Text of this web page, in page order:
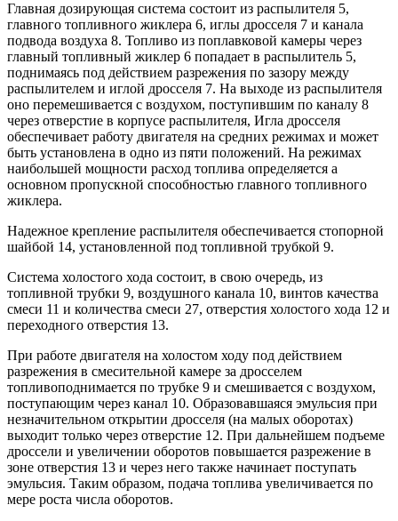
Главная дозирующая система состоит из распылителя 5,
главного топливного жиклера 6, иглы дросселя 7 и канала
подвода воздуха 8. Топливо из поплавковой камеры через
главный топливный жиклер 6 попадает в распылитель 5,
поднимаясь под действием разрежения по зазору между
распылителем и иглой дросселя 7. На выходе из распылителя
оно перемешивается с воздухом, поступившим по каналу 8
через отверстие в корпусе распылителя, Игла дросселя
обеспечивает работу двигателя на средних режимах и может
быть установлена в одно из пяти положений. На режимах
наибольшей мощности расход топлива определяется а
основном пропускной способностью главного топливного
жиклера.
Надежное крепление распылителя обеспечивается стопорной
шайбой 14, установленной под топливной трубкой 9.
Система холостого хода состоит, в свою очередь, из
топливной трубки 9, воздушного канала 10, винтов качества
смеси 11 и количества смеси 27, отверстия холостого хода 12 и
переходного отверстия 13.
При работе двигателя на холостом ходу под действием
разрежения в смесительной камере за дросселем
топливоподнимается по трубке 9 и смешивается с воздухом,
поступающим через канал 10. Образовавшаяся эмульсия при
незначительном открытии дросселя (на малых оборотах)
выходит только через отверстие 12. При дальнейшем подъеме
дроссели и увеличении оборотов повышается разрежение в
зоне отверстия 13 и через него также начинает поступать
эмульсия. Таким образом, подача топлива увеличивается по
мере роста числа оборотов.